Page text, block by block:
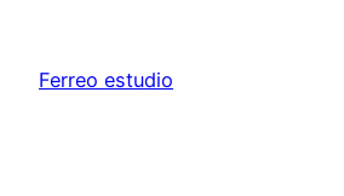
contenido
Ferreo estudio